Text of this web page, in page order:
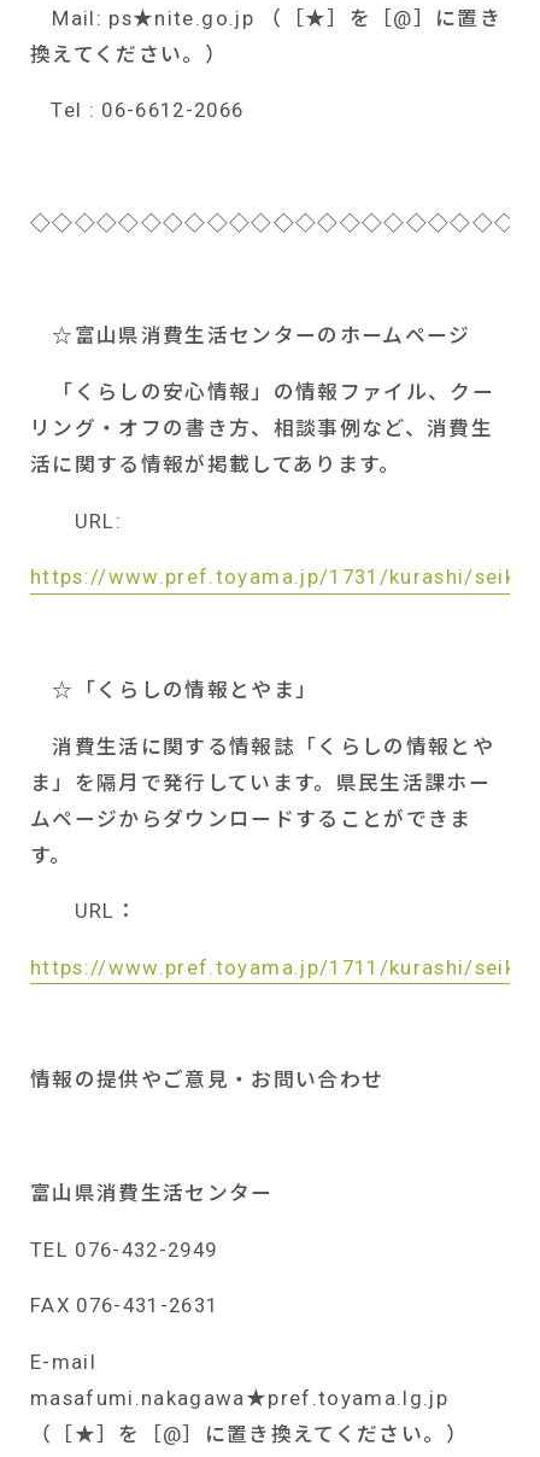
Mail: ps★nite.go.jp （［★］を［@］に置き
換えてください。）
Tel : 06-6612-2066
☆富山県消費生活センターのホームページ
「くらしの安心情報」の情報ファイル、クー
リング・オフの書き方、相談事例など、消費生
活に関する情報が掲載してあります。
URL:
https://www.pref.toyama.jp/1731/kurashi/
☆「くらしの情報とやま」
消費生活に関する情報誌「くらしの情報とや
ま」を隔月で発行しています。県民生活課ホー
ムページからダウンロードすることができま
す。
URL ：
https://www.pref.toyama.jp/1711/kurashi/
情報の提供やご意見・お問い合わせ
富山県消費生活センター
TEL 076-432-2949
FAX 076-431-2631
E-mail
masafumi.nakagawa ★pref.toyama.lg.jp
（［★］を［@］に置き換えてください。）